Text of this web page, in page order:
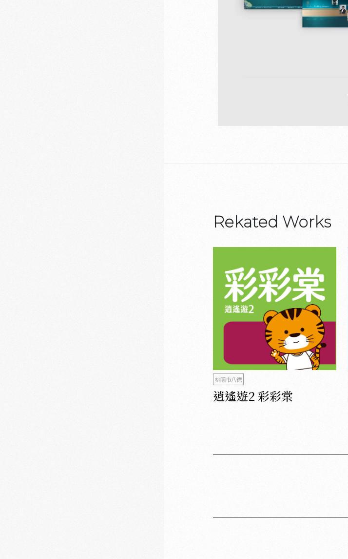
Rekated Works
桃園市八德
逍遙遊2 彩彩棠